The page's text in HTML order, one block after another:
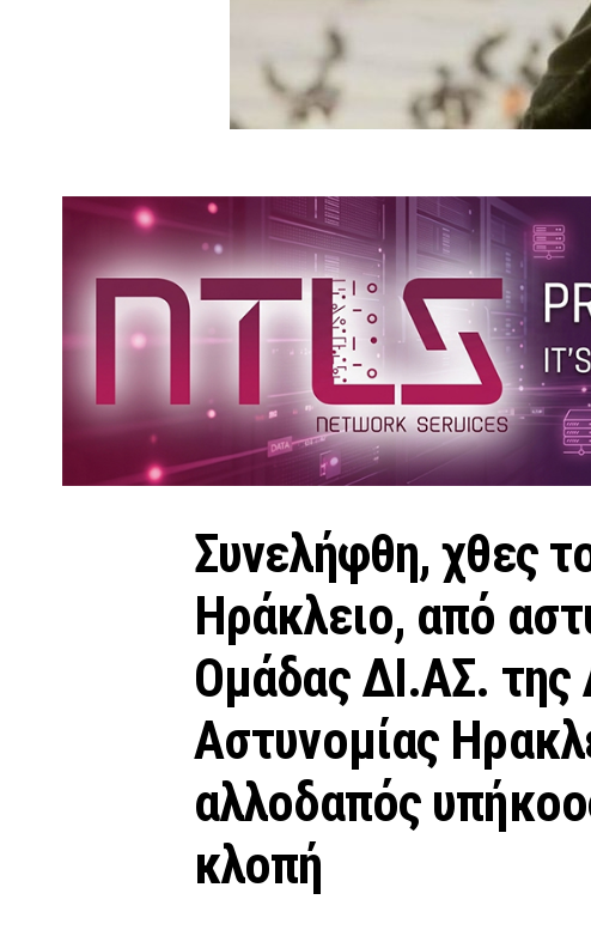
Συνελήφθη, χθες
Ηράκλειο, από
Ομάδας ΔΙ.ΑΣ. της
Αστυνομίας
αλλοδαπός
κλοπή